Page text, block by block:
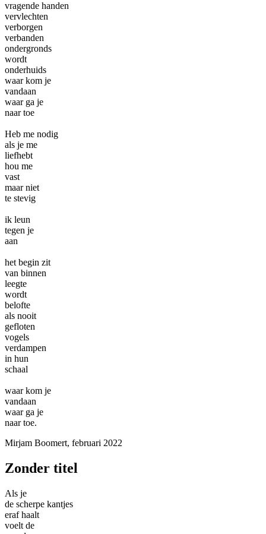
vragende handen
vervlechten
verborgen
verbanden
ondergronds
wordt
onderhuids
waar kom je
vandaan
waar ga je
naar toe
Heb me nodig
als je me
liefhebt
hou me
vast
maar niet
te stevig
ik leun
tegen je
aan
het begin zit
van binnen
leegte
wordt
belofte
als nooit
gefloten
vogels
verdampen
in hun
schaal
waar kom je
vandaan
waar ga je
naar toe.
Mirjam Boomert, februari 2022
Zonder titel
Als je
de scherpe kantjes
eraf haalt
voelt de